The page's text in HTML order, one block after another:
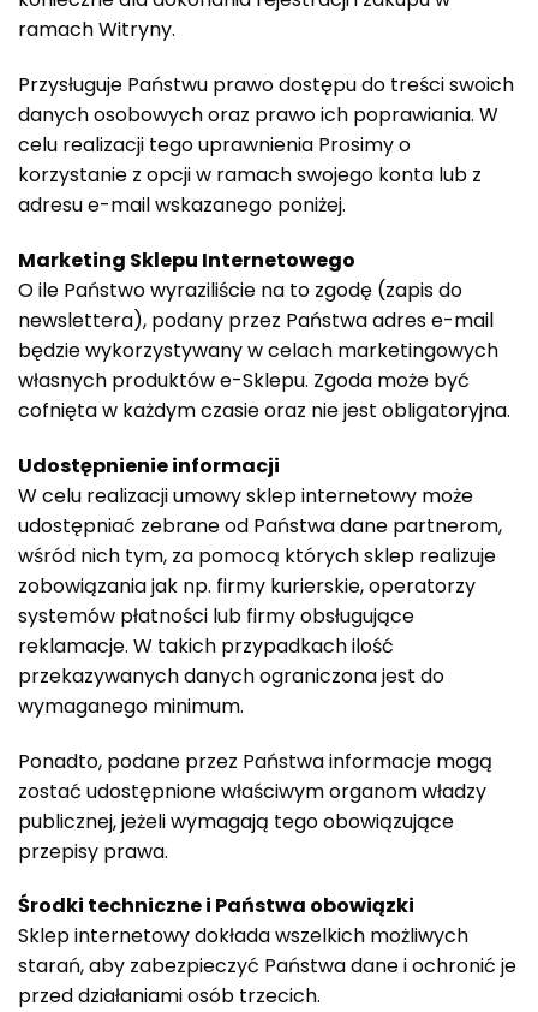
ramach Witryny.
Przysługuje Państwu prawo dostępu do treści swoich
danych osobowych oraz prawo ich poprawiania. W
celu realizacji tego uprawnienia Prosimy o
korzystanie z opcji w ramach swojego konta lub z
adresu e-mail wskazanego poniżej.
Marketing Sklepu Internetowego
O ile Państwo wyraziliście na to zgodę (zapis do
newslettera), podany przez Państwa adres e-mail
będzie wykorzystywany w celach marketingowych
własnych produktów e-Sklepu. Zgoda może być
cofnięta w każdym czasie oraz nie jest obligatoryjna.
Udostępnienie informacji
W celu realizacji umowy sklep internetowy może
udostępniać zebrane od Państwa dane partnerom,
wśród nich tym, za pomocą których sklep realizuje
zobowiązania jak np. firmy kurierskie, operatorzy
systemów płatności lub firmy obsługujące
reklamacje. W takich przypadkach ilość
przekazywanych danych ograniczona jest do
wymaganego minimum.
Ponadto, podane przez Państwa informacje mogą
zostać udostępnione właściwym organom władzy
publicznej, jeżeli wymagają tego obowiązujące
przepisy prawa.
Środki techniczne i Państwa obowiązki
Sklep internetowy dokłada wszelkich możliwych
starań, aby zabezpieczyć Państwa dane i ochronić je
przed działaniami osób trzecich.